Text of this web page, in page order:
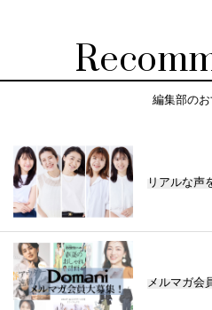
編集部の
リアルな声
メルマガ会